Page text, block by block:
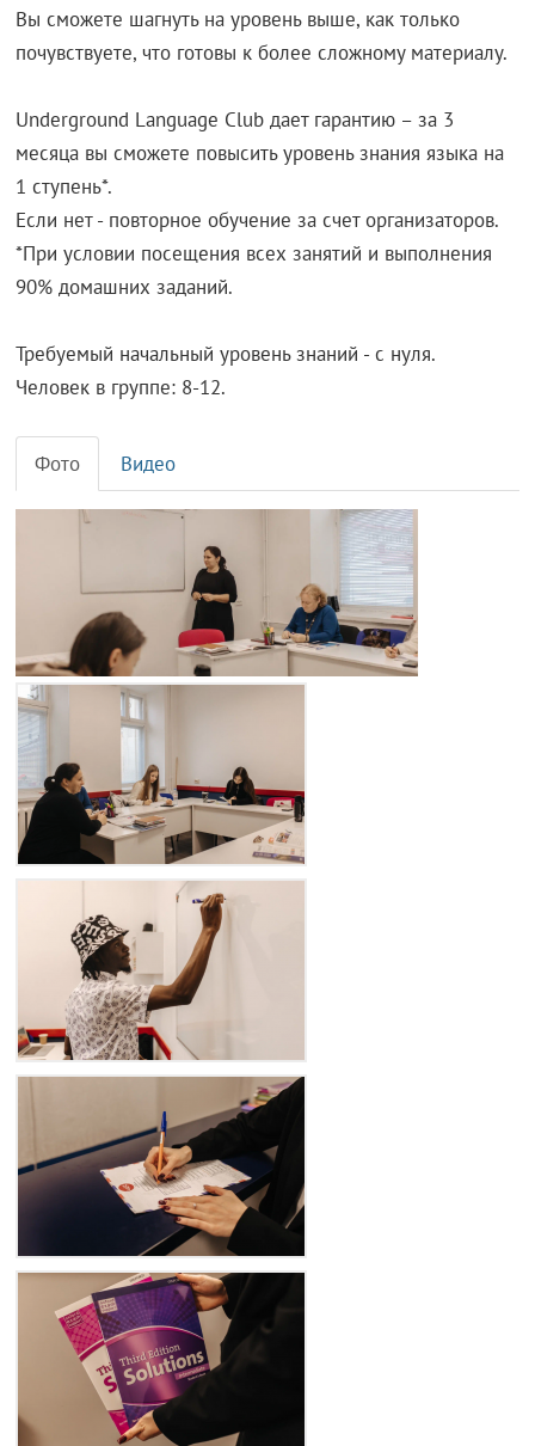
Вы сможете шагнуть на уровень выше, как только
почувствуете, что готовы к более сложному материалу.
Underground Language Club дает гарантию – за 3
месяца вы сможете повысить уровень знания языка на
1 ступень*.
Если нет - повторное обучение за счет организаторов.
*При условии посещения всех занятий и выполнения
90% домашних заданий.
Требуемый начальный уровень знаний - с нуля.
Человек в группе: 8-12.
Фото Видео